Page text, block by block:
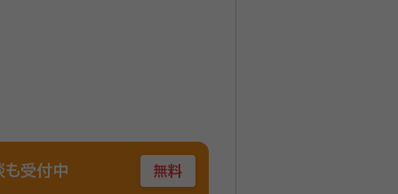
受付中 無料